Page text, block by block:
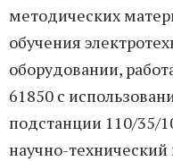
методических
обучения
оборудовании,
61850 с
подстанции 110/35/
научно-